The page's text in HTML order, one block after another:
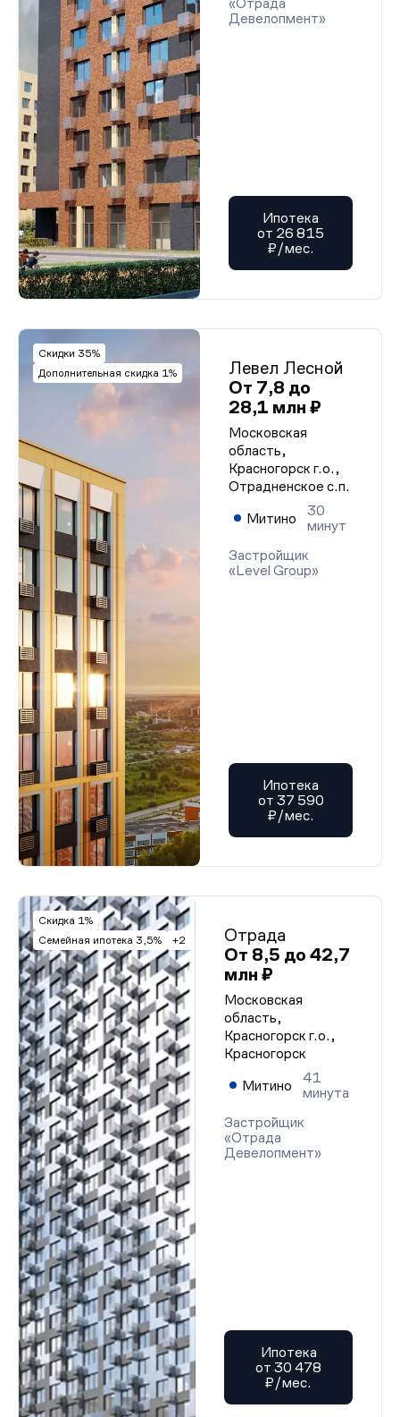
«Отрада
Девелопмент»
Ипотека
от 26 815
₽/мес.
Скидки 35%
Дополнительная скидка 1%
Левел Лесной
От 7,8 до
28,1 млн ₽
Московская
область,
Красногорск г.о.,
Отрадненское с.п.
Митино
30
минут
Застройщик
«Level Group»
Ипотека
от 37 590
₽/мес.
Скидка 1%
Семейная ипотека 3,5%
+2
Отрада
От 8,5 до 42,7
млн ₽
Московская
область,
Красногорск г.о.,
Красногорск
Митино
41
минута
Застройщик
«Отрада
Девелопмент»
Ипотека
от 30 478
₽/мес.